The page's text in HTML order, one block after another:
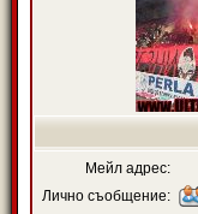
Мейл адрес:
Лично съобщение: